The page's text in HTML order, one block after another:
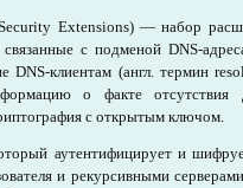
Extensions) — набор
с подменой DNS-
DNS-клиентам (англ. термин
о факте
с открытым ключом.
аутентифицирует и
и рекурсивными